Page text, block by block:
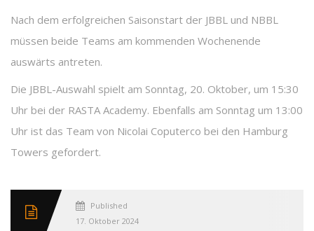
Nach dem erfolgreichen Saisonstart der JBBL und NBBL
müssen beide Teams am kommenden Wochenende
auswärts antreten.
Die JBBL-Auswahl spielt am Sonntag, 20. Oktober, um 15:30
Uhr bei der RASTA Academy. Ebenfalls am Sonntag um 13:00
Uhr ist das Team von Nicolai Coputerco bei den Hamburg
Towers gefordert.
Published
17. Oktober 2024